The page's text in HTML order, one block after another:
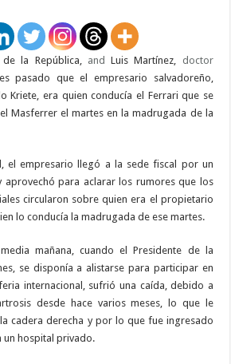
de la República, and Luis Martínez, doctor
pasado que el empresario salvadoreño,
Kriete, era quien conducía el Ferrari que se
Masferrer el martes en la madrugada de la
el empresario llegó a la sede fiscal por un
aprovechó para aclarar los rumores que los
circularon sobre quien era el propietario
lo conducía la madrugada de ese martes.
mañana, cuando el Presidente de la
se disponía a alistarse para participar en
internacional, sufrió una caída, debido a
desde hace varios meses, lo que le
cadera derecha y por lo que fue ingresado
un hospital privado.